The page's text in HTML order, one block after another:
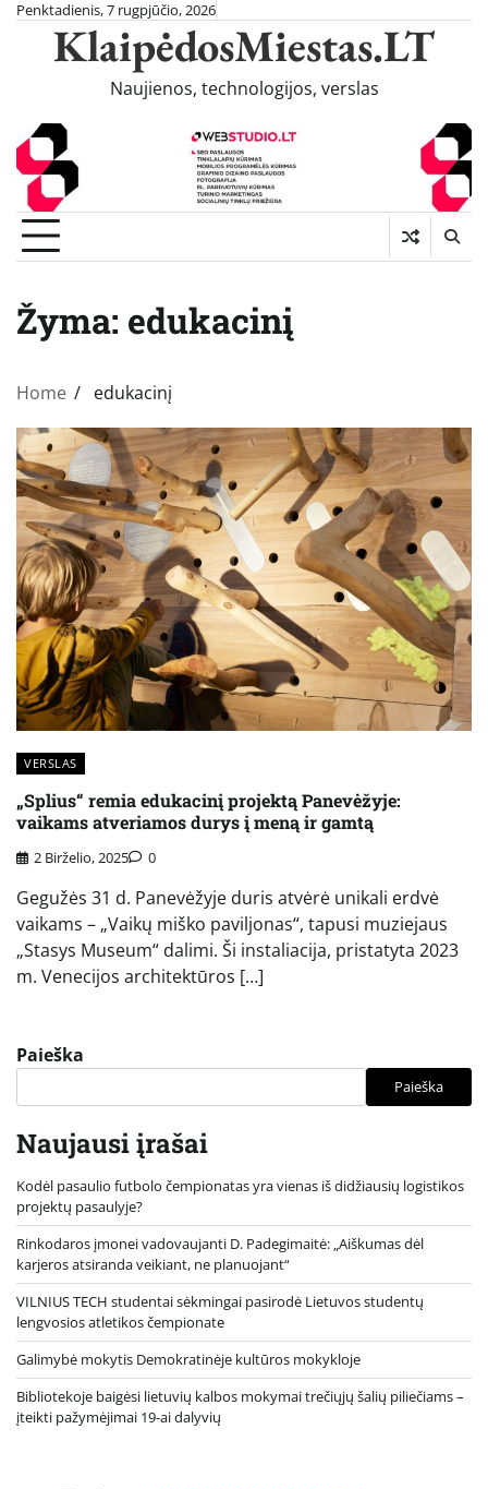
Skip
content
Penktadienis, 7 rugpjūčio, 2026
KlaipėdosMiestas.LT
Naujienos, technologijos, verslas
Žyma: edukacinį
Home edukacinį
VERSLAS
„Splius“ remia edukacinį projektą Panevėžyje:
vaikams atveriamos durys į meną ir gamtą
2 Birželio, 2025 0
Gegužės 31 d. Panevėžyje duris atvėrė unikali erdvė
vaikams – „Vaikų miško paviljonas“, tapusi muziejaus
„Stasys Museum“ dalimi. Ši instaliacija, pristatyta 2023
m. Venecijos architektūros […]
Paieška
Paieška
Naujausi įrašai
Kodėl pasaulio futbolo čempionatas yra vienas iš didžiausių logistikos
projektų pasaulyje?
Rinkodaros įmonei vadovaujanti D. Padegimaitė: „Aiškumas dėl
karjeros atsiranda veikiant, ne planuojant“
VILNIUS TECH studentai sėkmingai pasirodė Lietuvos studentų
lengvosios atletikos čempionate
Galimybė mokytis Demokratinėje kultūros mokykloje
Bibliotekoje baigėsi lietuvių kalbos mokymai trečiųjų šalių piliečiams –
įteikti pažymėjimai 19-ai dalyvių